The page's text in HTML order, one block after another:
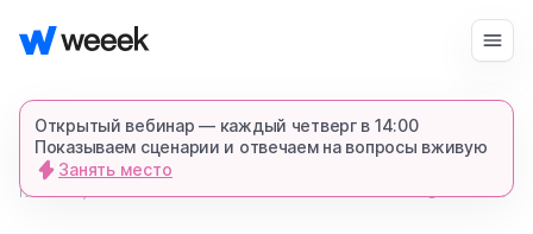
Открытый вебинар — каждый четверг в 14:00
Показываем сценарии и отвечаем на вопросы вживую
Занять место
запросить демонстрацию
Войти Начать бесплатно
главная блог 6441 17 мин